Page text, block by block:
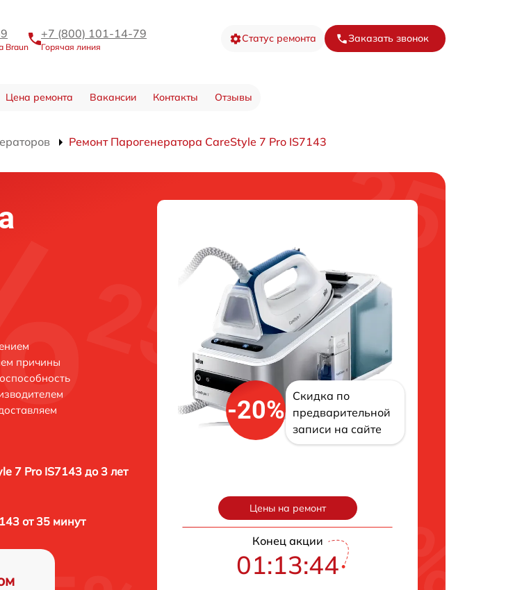
Braun
+7 (800) 101-14-79
Горячая линия
Статус ремонта Заказать звонок
Цена ремонта Вакансии Контакты Отзывы
Ремонт Парогенератора CareStyle 7 Pro IS7143
причины
7 Pro IS7143 до 3 лет
от 35 минут
-20%
Скидка по
предварительной
записи на сайте
Цены на ремонт
Конец акции
01:13:43